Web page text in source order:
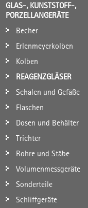
GLAS-, KUNSTSTOFF-,
PORZELLANGERÄTE
Becher
Erlenmeyerkolben
Kolben
REAGENZGLÄSER
Schalen und Gefäße
Flaschen
Dosen und Behälter
Trichter
Rohre und Stäbe
Volumenmessgeräte
Sonderteile
Schliffgeräte